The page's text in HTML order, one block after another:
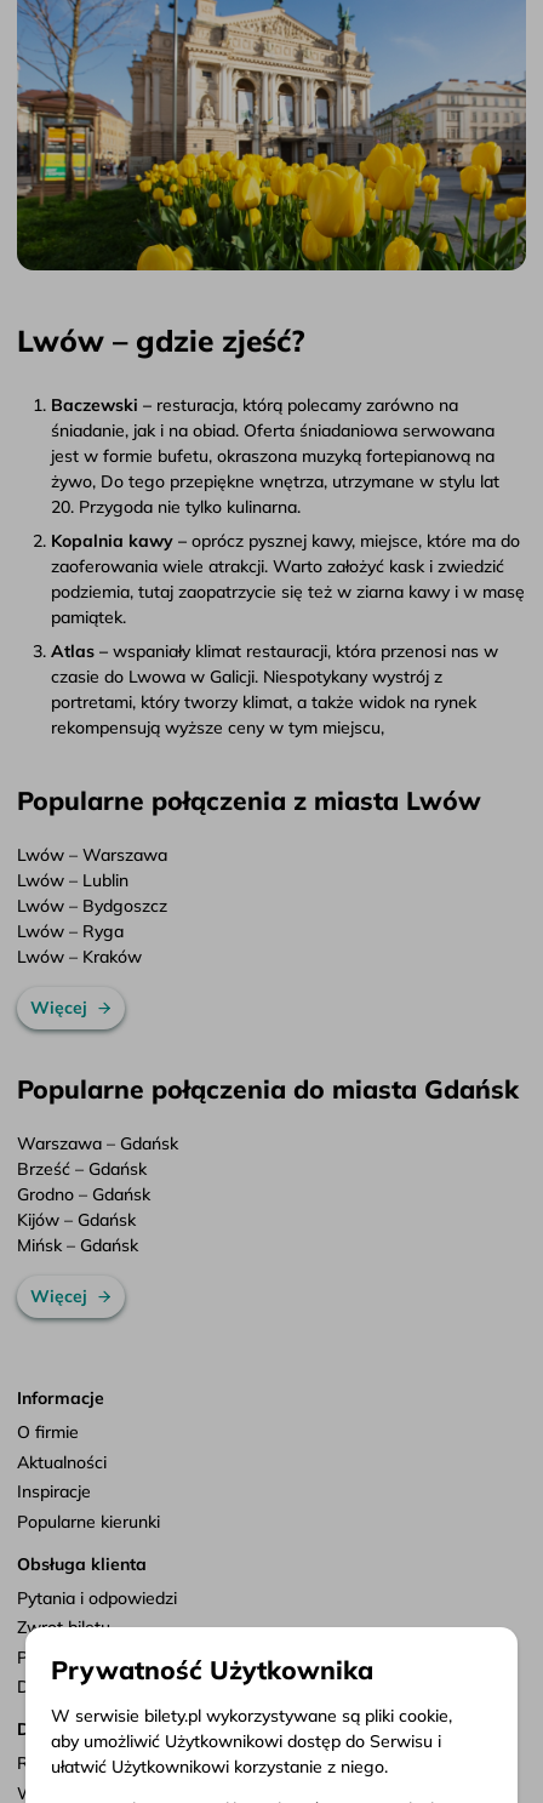
Lwów – gdzie zjeść?
Baczewski – resturacja, którą polecamy zarówno na
śniadanie, jak i na obiad. Oferta śniadaniowa serwowana
jest w formie bufetu, okraszona muzyką fortepianową na
żywo, Do tego przepiękne wnętrza, utrzymane w stylu lat
20. Przygoda nie tylko kulinarna.
Kopalnia kawy – oprócz pysznej kawy, miejsce, które ma do
zaoferowania wiele atrakcji. Warto założyć kask i zwiedzić
podziemia, tutaj zaopatrzycie się też w ziarna kawy i w masę
pamiątek.
Atlas – wspaniały klimat restauracji, która przenosi nas w
czasie do Lwowa w Galicji. Niespotykany wystrój z
portretami, który tworzy klimat, a także widok na rynek
rekompensują wyższe ceny w tym miejscu,
Popularne połączenia z miasta Lwów
Lwów – Warszawa
Lwów – Lublin
Lwów – Bydgoszcz
Lwów – Ryga
Lwów – Kraków
Więcej
Popularne połączenia do miasta Gdańsk
Warszawa – Gdańsk
Brześć – Gdańsk
Grodno – Gdańsk
Kijów – Gdańsk
Mińsk – Gdańsk
Więcej
Informacje
O firmie
Aktualności
Inspiracje
Popularne kierunki
Obsługa klienta
Pytania i odpowiedzi
Zwrot biletu
Punkty sprzedaży
Dostosuj zgody
Dokumenty
Regulamin serwisu
Warunki przewozu
Prywatność Użytkownika
W serwisie bilety.pl wykorzystywane są pliki cookie,
aby umożliwić Użytkownikowi dostęp do Serwisu i
ułatwić Użytkownikowi korzystanie z niego.